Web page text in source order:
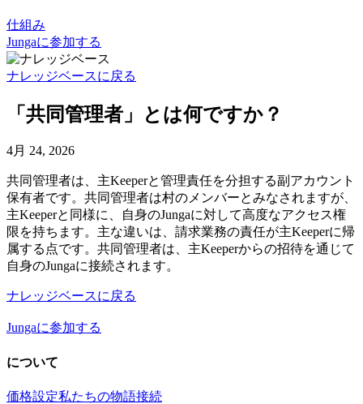
仕組み
Jungaに参加する
ナレッジベースに戻る
「共同管理者」とは何ですか？
4月 24, 2026
共同管理者は、主Keeperと管理責任を分担する副アカウント
保有者です。共同管理者は村のメンバーとみなされますが、
主Keeperと同様に、自身のJungaに対して高度なアクセス権
限を持ちます。主な違いは、請求業務の責任が主Keeperに帰
属する点です。共同管理者は、主Keeperからの招待を通じて
自身のJungaに接続されます。
ナレッジベースに戻る
Jungaに参加する
について
価格設定私たちの物語接続